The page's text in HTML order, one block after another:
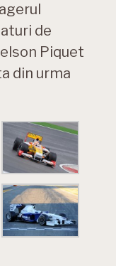
de
Piquet
din urma